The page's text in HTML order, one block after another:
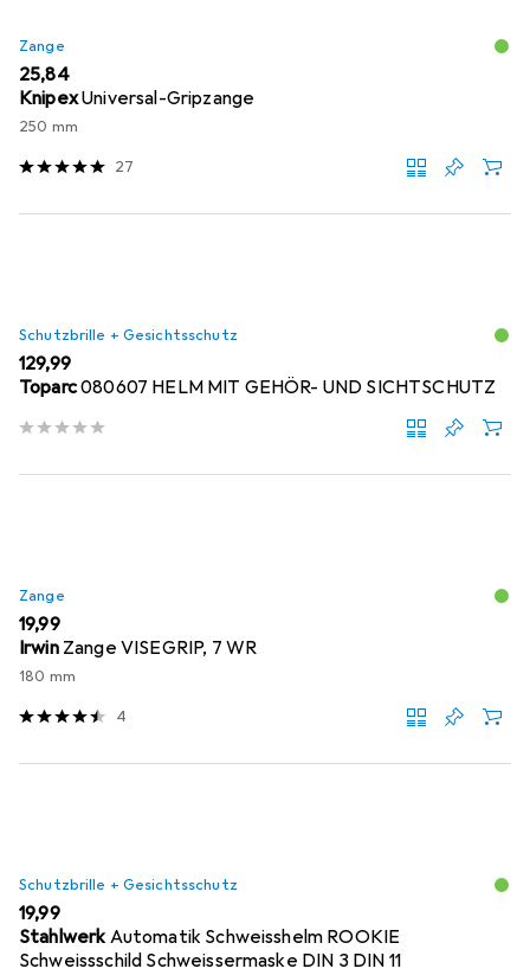
Zange
EUR
25,84
KnipexUniversal-Gripzange
250 mm
27
Schutzbrille + Gesichtsschutz
EUR
129,99
Toparc080607 HELM MIT GEHÖR- UND SICHTSCHUTZ
Zange
EUR
19,99
Irwin Zange VISEGRIP, 7 WR
180 mm
4
Schutzbrille + Gesichtsschutz
EUR
19,99
StahlwerkAutomatik Schweisshelm ROOKIE
Schweissschild Schweissermaske DIN 3 DIN 11